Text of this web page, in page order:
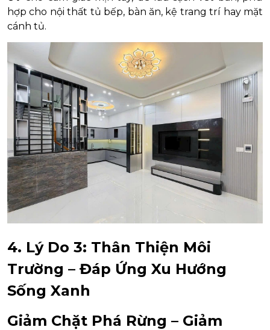
hợp cho nội thất tủ bếp, bàn ăn, kệ trang trí hay mặt
cánh tủ.
4. Lý Do 3: Thân Thiện Môi
Trường – Đáp Ứng Xu Hướng
Sống Xanh
Giảm Chặt Phá Rừng – Giảm